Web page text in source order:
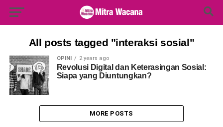
for:
All posts tagged "interaksi sosial"
OPINI 2 years ago
Revolusi Digital dan Keterasingan Sosial:
Siapa yang Diuntungkan?
MORE POSTS